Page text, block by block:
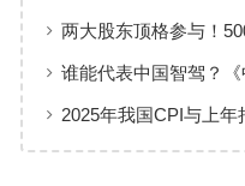
值共创
两大股东顶格参与！
条”
谁能代表中国智驾？
（2025）》点名华为
2025年我国CPI与上年